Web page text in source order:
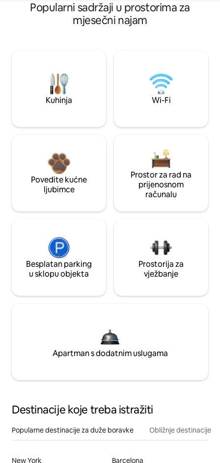
Popularni sadržaji u prostorima za
mjesečni najam
Kuhinja Wi-Fi
Povedite kućne
ljubimce
Prostor za rad na
prijenosnom
računalu
Besplatan parking
u sklopu objekta
Prostorija za
vježbanje
Apartman s dodatnim uslugama
Destinacije koje treba istražiti
Popularne destinacije za duže boravke Obližnje destinacije
New York
Barcelona